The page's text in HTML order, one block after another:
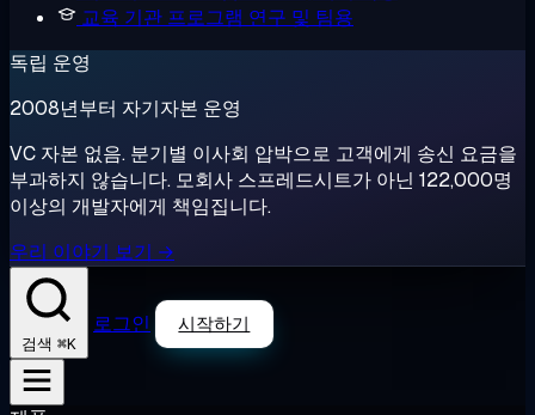
교육 기관 프로그램 연구 및 팀용
독립 운영
2008년부터 자기자본 운영
VC 자본 없음. 분기별 이사회 압박으로 고객에게 송신 요금을
부과하지 않습니다. 모회사 스프레드시트가 아닌 122,000명
이상의 개발자에게 책임집니다.
우리 이야기 보기 →
검색 ⌘K
로그인 시작하기